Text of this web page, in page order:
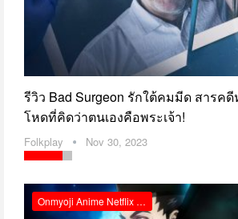
รีวิว Bad Surgeon รักใต้คมมีด สารค
โหดที่คิดว่าตนเองคือพระเจ้า!
Folkplay Nov 30, 2023
Onmyoji Anime Netflix Review